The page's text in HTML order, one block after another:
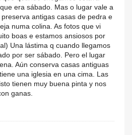
era sábado. Mas o lugar vale a
preserva antigas casas de pedra e
numa colina. As fotos que vi
boas e estamos ansiosos por
Una lástima q cuando llegamos
por ser sábado. Pero el lugar
Aún conserva casas antiguas
una iglesia en una cima. Las
tienen muy buena pinta y nos
ganas.